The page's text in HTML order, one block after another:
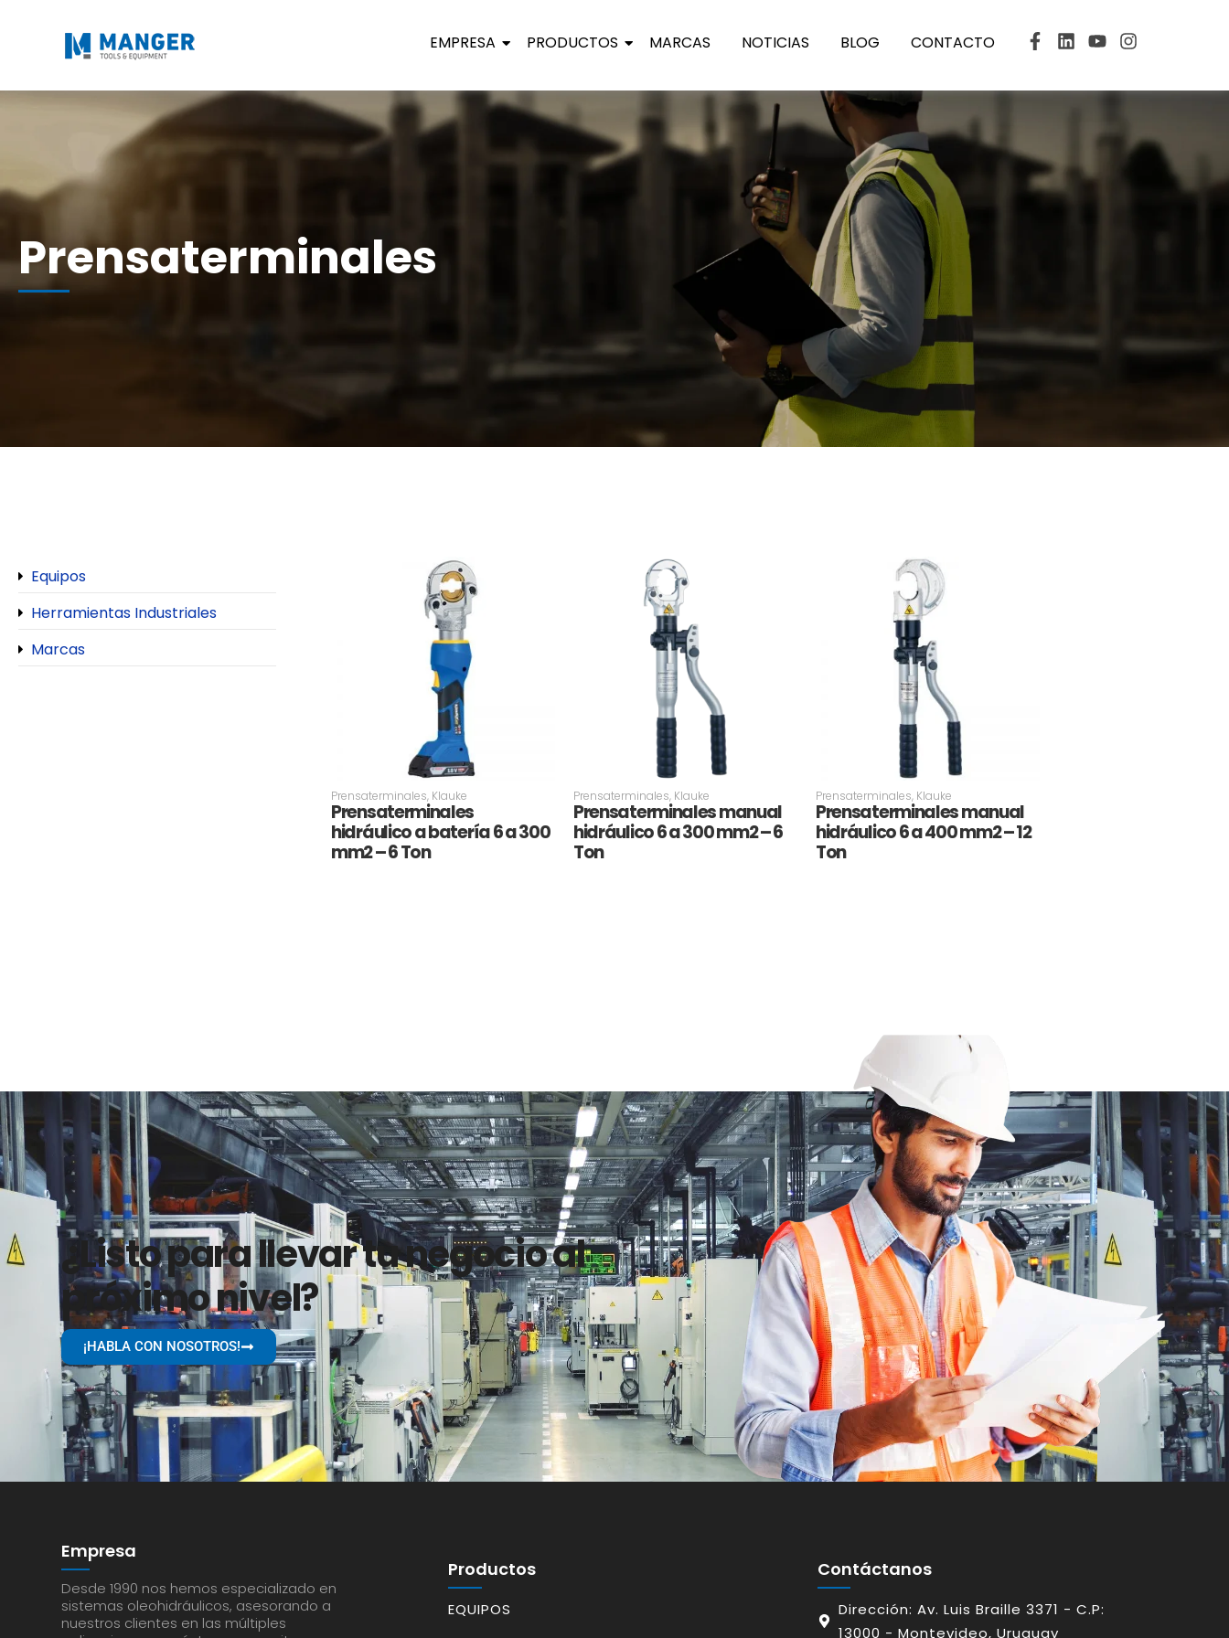
EMPRESA PRODUCTOS MARCAS NOTICIAS BLOG CONTACTO
Prensaterminales
Equipos
Herramientas Industriales
Marcas
Prensaterminales, Klauke
Prensaterminales
hidráulico a batería 6 a 300
mm2 – 6 Ton
Prensaterminales, Klauke
Prensaterminales manual
hidráulico 6 a 300 mm2 – 6
Ton
Prensaterminales, Klauke
Prensaterminales manual
hidráulico 6 a 400 mm2 – 12
Ton
¿Listo para llevar tu negocio al
próximo nivel?
¡HABLA CON NOSOTROS!
Empresa
Desde 1990 nos hemos especializado en
sistemas oleohidráulicos, asesorando a
nuestros clientes en las múltiples
Productos
EQUIPOS
Contáctanos
Dirección: Av. Luis Braille 3371 - C.P:
13000 - Montevideo, Uruguay